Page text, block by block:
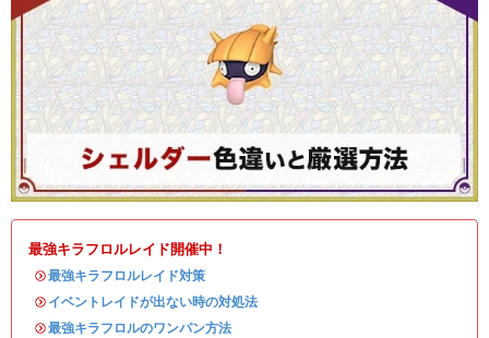
最強キラフロルレイド開催中！
・最強キラフロルレイド対策
・ イベントレイドが出ない時の対処法
・最強キラフロルのワンパン方法